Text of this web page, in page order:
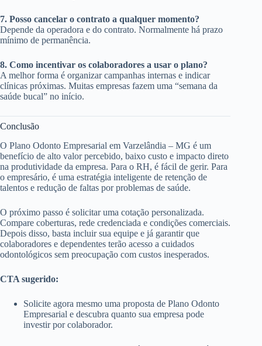
7. Posso cancelar o contrato a qualquer momento?
Depende da operadora e do contrato. Normalmente há prazo
mínimo de permanência.
8. Como incentivar os colaboradores a usar o plano?
A melhor forma é organizar campanhas internas e indicar
clínicas próximas. Muitas empresas fazem uma “semana da
saúde bucal” no início.
Conclusão
O Plano Odonto Empresarial em Varzelândia – MG é um
benefício de alto valor percebido, baixo custo e impacto direto
na produtividade da empresa. Para o RH, é fácil de gerir. Para
o empresário, é uma estratégia inteligente de retenção de
talentos e redução de faltas por problemas de saúde.
O próximo passo é solicitar uma cotação personalizada.
Compare coberturas, rede credenciada e condições comerciais.
Depois disso, basta incluir sua equipe e já garantir que
colaboradores e dependentes terão acesso a cuidados
odontológicos sem preocupação com custos inesperados.
CTA sugerido:
Solicite agora mesmo uma proposta de Plano Odonto
Empresarial e descubra quanto sua empresa pode
investir por colaborador.